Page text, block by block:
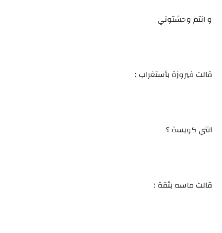
و انتم وحشتوني
قالت فيروزة بأستغراب :
انتي كويسة ؟
قالت ماسه بثقة :